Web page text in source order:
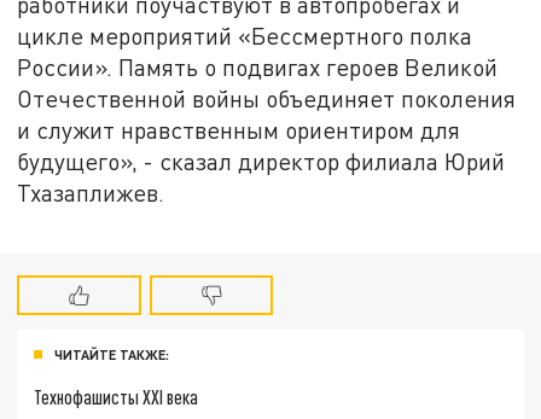
цикле мероприятий «Бессмертного полка
России». Память о подвигах героев Великой
Отечественной войны объединяет поколения
и служит нравственным ориентиром для
будущего», - сказал директор филиала Юрий
Тхазаплижев.
ЧИТАЙТЕ ТАКЖЕ:
Технофашисты XXI века